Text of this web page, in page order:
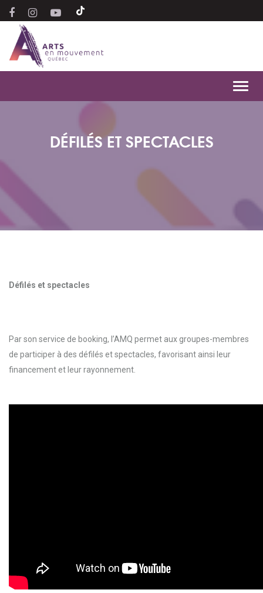
DÉFILÉS ET SPECTACLES
Défilés et spectacles
Par son service de booking, l’AMQ permet aux groupes-membres
de participer à des défilés et spectacles, favorisant ainsi leur
financement et leur rayonnement.